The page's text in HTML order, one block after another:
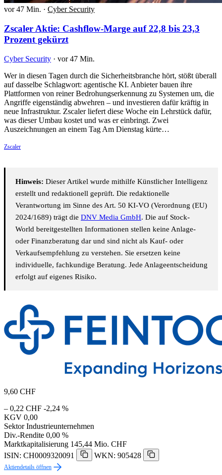
vor 47 Min. · Cyber Security
Zscaler Aktie: Cashflow-Marge auf 22,8 bis 23,3
Prozent gekürzt
Cyber Security · vor 47 Min.
Wer in diesen Tagen durch die Sicherheitsbranche hört, stößt überall
auf dasselbe Schlagwort: agentische KI. Anbieter bauen ihre
Plattformen von reiner Bedrohungserkennung zu Systemen um, die
Angriffe eigenständig abwehren – und investieren dafür kräftig in
neue Infrastruktur. Zscaler liefert diese Woche ein Lehrstück dafür,
was dieser Umbau kostet und was er einbringt. Zwei
Auszeichnungen an einem Tag Am Dienstag kürte…
Zscaler
Hinweis: Dieser Artikel wurde mithilfe Künstlicher Intelligenz
erstellt und redaktionell geprüft. Die redaktionelle
Verantwortung im Sinne des Art. 50 KI-VO (Verordnung (EU)
2024/1689) trägt die DNV Media GmbH. Die auf Stock-
World bereitgestellten Informationen stellen keine Anlage-
oder Finanzberatung dar und sind nicht als Kauf- oder
Verkaufsempfehlung zu verstehen. Sie ersetzen keine
individuelle, fachkundige Beratung. Jede Anlageentscheidung
erfolgt auf eigenes Risiko.
9,60 CHF
– 0,22 CHF -2,24 %
KGV 0,00
Sektor Industrieunternehmen
Div.-Rendite 0,00 %
Marktkapitalisierung 145,44 Mio. CHF
ISIN: CH0009320091
WKN: 905428
Aktiendetails öffnen